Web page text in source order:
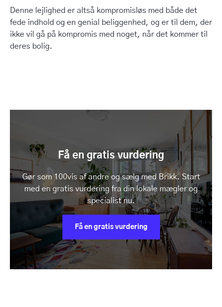
Denne lejlighed er altså kompromisløs med både det
fede indhold og en genial beliggenhed, og er til dem, der
ikke vil gå på kompromis med noget, når det kommer til
deres bolig.
Få en gratis vurdering
Gør som 100vis af andre og sælg med Brikk. Start
med en gratis vurdering fra din lokale mægler og
specialist nu.
Få en gratis vurdering